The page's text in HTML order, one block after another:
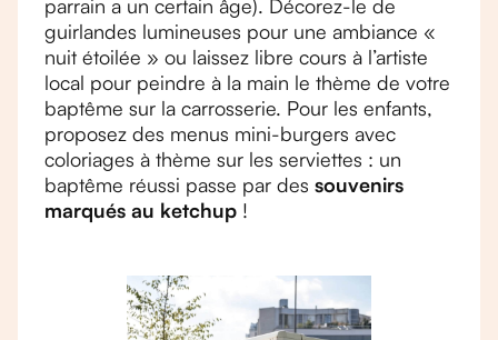
parrain a un certain âge). Décorez-le de
guirlandes lumineuses pour une ambiance «
nuit étoilée » ou laissez libre cours à l’artiste
local pour peindre à la main le thème de votre
baptême sur la carrosserie. Pour les enfants,
proposez des menus mini-burgers avec
coloriages à thème sur les serviettes : un
baptême réussi passe par des souvenirs
marqués au ketchup !